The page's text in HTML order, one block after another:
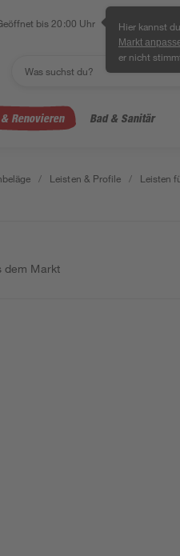
bis 20:00 Uhr Hier kannst
Markt
er nicht
Renovieren Bad & Sanitär
/ Leisten & Profile / Leisten
dem Markt